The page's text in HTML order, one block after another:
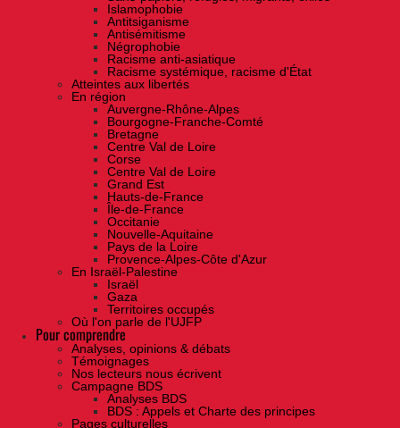
Islamophobie
Antitsiganisme
Antisémitisme
Négrophobie
Racisme anti-asiatique
Racisme systémique, racisme d'État
Atteintes aux libertés
En région
Auvergne-Rhône-Alpes
Bourgogne-Franche-Comté
Bretagne
Centre Val de Loire
Corse
Centre Val de Loire
Grand Est
Hauts-de-France
Île-de-France
Occitanie
Nouvelle-Aquitaine
Pays de la Loire
Provence-Alpes-Côte d'Azur
En Israël-Palestine
Israël
Gaza
Territoires occupés
Où l'on parle de l'UJFP
Pour comprendre
Analyses, opinions & débats
Témoignages
Nos lecteurs nous écrivent
Campagne BDS
Analyses BDS
BDS : Appels et Charte des principes
Pages culturelles